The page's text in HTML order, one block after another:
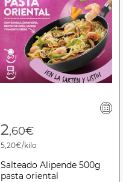
2,60€
5,20€/kilo
Salteado Alipende 500g
pasta oriental